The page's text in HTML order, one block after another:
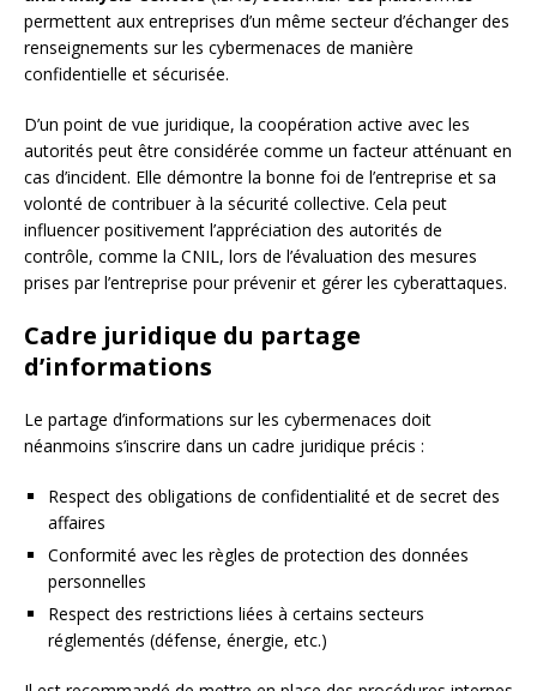
permettent aux entreprises d’un même secteur d’échanger des
renseignements sur les cybermenaces de manière
confidentielle et sécurisée.
D’un point de vue juridique, la coopération active avec les
autorités peut être considérée comme un facteur atténuant en
cas d’incident. Elle démontre la bonne foi de l’entreprise et sa
volonté de contribuer à la sécurité collective. Cela peut
influencer positivement l’appréciation des autorités de
contrôle, comme la CNIL, lors de l’évaluation des mesures
prises par l’entreprise pour prévenir et gérer les cyberattaques.
Cadre juridique du partage
d’informations
Le partage d’informations sur les cybermenaces doit
néanmoins s’inscrire dans un cadre juridique précis :
Respect des obligations de confidentialité et de secret des
affaires
Conformité avec les règles de protection des données
personnelles
Respect des restrictions liées à certains secteurs
réglementés (défense, énergie, etc.)